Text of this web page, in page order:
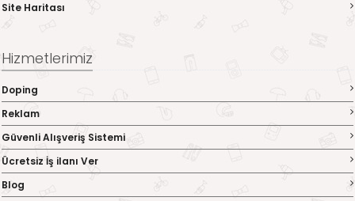
Site Haritası
Hizmetlerimiz
Doping
Reklam
Güvenli Alışveriş Sistemi
Ücretsiz İş ilanı Ver
Blog